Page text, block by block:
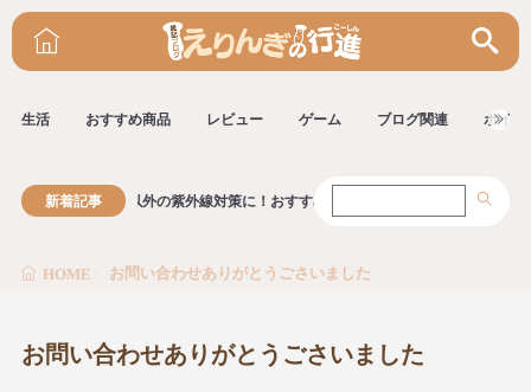
生活 おすすめ商品 レビュー ゲーム ブログ関連 ポイ活
新着記事
日焼け止め以外の紫外線対策に！おすすめグッズ
HOME お問い合わせありがとうごさいました
お問い合わせありがとうごさいました